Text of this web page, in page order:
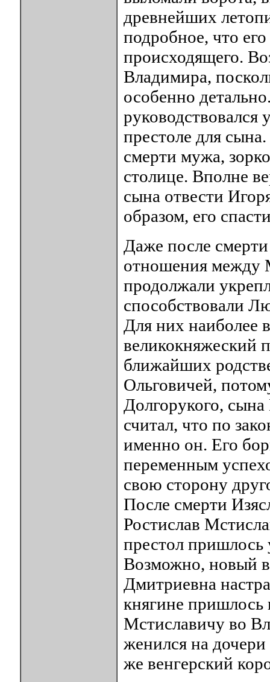
древнейших
подробное, что
происходящего.
Владимира,
особенно
престоле для
смерти мужа,
столице. Вполне
сына отвести
образом, его
Даже после
отношения между
продолжали
способствовали
Для них наиболее
великокняжеский
ближайших
Ольговичей,
Долгорукого,
считал, что по
именно он. Его
переменным
свою сторону
После смерти
Ростислав
престол
Возможно, новый
Дмитриевна
княгине пришлось
Мстиславичу во
женился на дочери
же венгерский